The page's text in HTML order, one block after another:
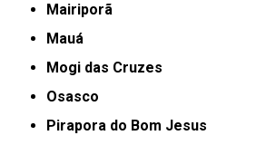
Mairiporã
Mauá
Mogi das Cruzes
Osasco
Pirapora do Bom Jesus